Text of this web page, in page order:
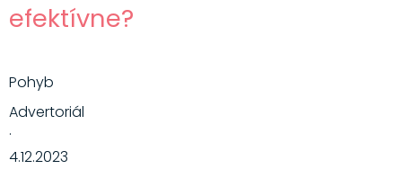
efektívne?
Pohyb
Advertoriál
·
4.12.2023